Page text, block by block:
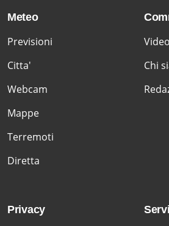
Meteo
Previsioni
Citta'
Webcam
Mappe
Terremoti
Diretta
Video
Chi
Privacy